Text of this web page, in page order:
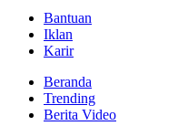
Bantuan
Iklan
Karir
Beranda
Trending
Berita Video